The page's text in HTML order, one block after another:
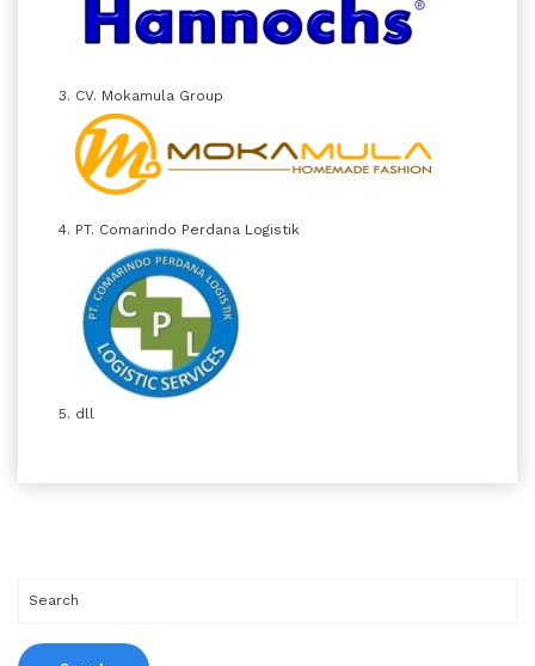
CV. Mokamula Group
PT. Comarindo Perdana Logistik
dll